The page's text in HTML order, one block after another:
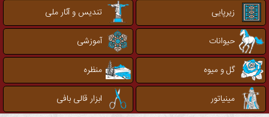
زیرپایی
تندیس و آثار ملی
حیوانات
آموزشی
گل و میوه
منظره
مینیاتور
ابزار قالی بافی